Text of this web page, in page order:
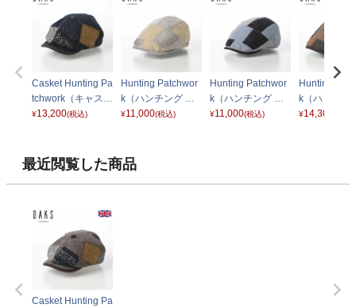
Casket Hunting Pa
tchwork（キャスケ
ットハンチング パ
¥13,200(税込)
Hunting Patchwor
k（ハンチング パ
ッチワーク） D17
¥11,000(税込)
Hunting Patchwor
k（ハンチング パ
ッチワーク） D17
¥11,000(税込)
Hunting
k（ハンチン
ッチワーク
¥14,300
最近閲覧した商品
Casket Hunting Pa